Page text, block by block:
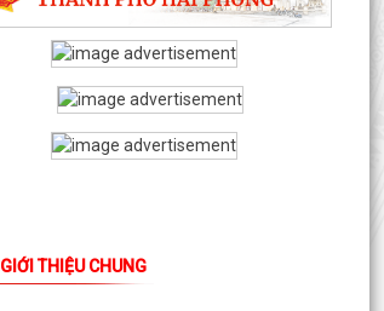
GIỚI THIỆU CHUNG